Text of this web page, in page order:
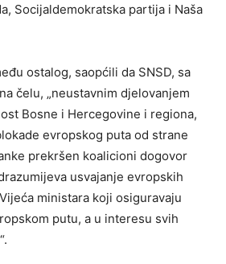
Socijaldemokratska partija i Naša
ostalog, saopćili da SNSD, sa
čelu, „neustavnim djelovanjem
Bosne i Hercegovine i regiona,
evropskog puta od strane
prekršen koalicioni dogovor
usvajanje evropskih
ministara koji osiguravaju
putu, a u interesu svih